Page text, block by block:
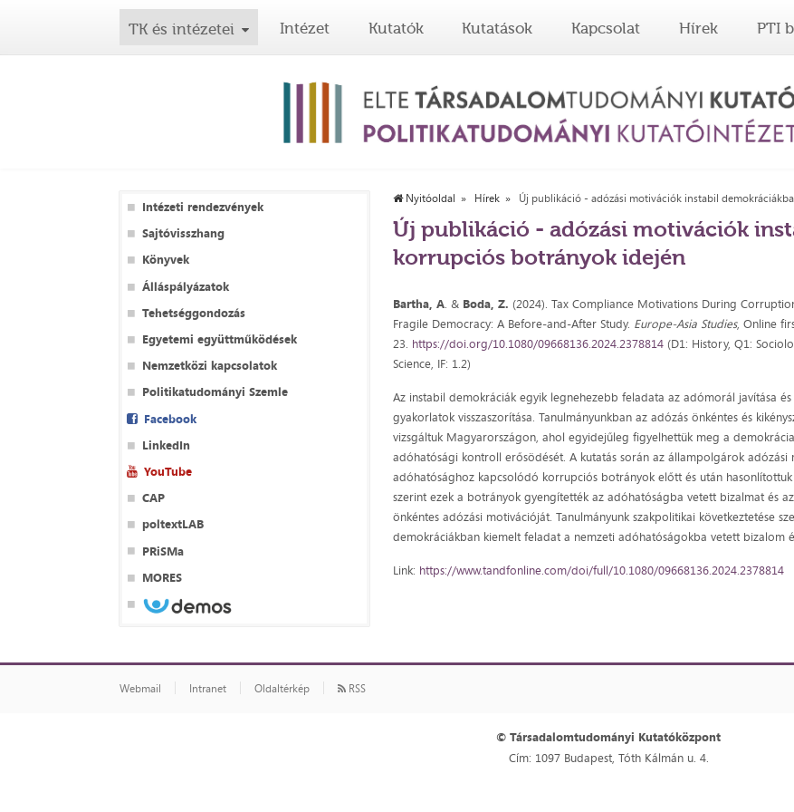
TK és intézetei Intézet Kutatók Kutatások Kapcsolat Hírek PTI
Intézeti rendezvények
Sajtóvisszhang
Könyvek
Álláspályázatok
Tehetséggondozás
Egyetemi együttműködések
Nemzetközi kapcsolatok
Politikatudományi Szemle
Facebook
LinkedIn
YouTube
CAP
poltextLAB
PRiSMa
MORES
Nyitóoldal Hírek Új publikáció - adózási motivációk instabil
Új publikáció - adózási motivációk
korrupciós botrányok idején
Bartha, A. & Boda, Z. (2024). Tax Compliance Motivations During
Fragile Democracy: A Before-and-After Study. Europe-Asia Studies, Online
23. https://doi.org/10.1080/09668136.2024.2378814 (D1: History, Q1:
Science, IF: 1.2)
Az instabil demokráciák egyik legnehezebb feladata az adómorál javítása
gyakorlatok visszaszorítása. Tanulmányunkban az adózás önkéntes és
vizsgáltuk Magyarországon, ahol egyidejűleg figyelhettük meg a
adóhatósági kontroll erősödését. A kutatás során az állampolgárok adózási
adóhatósághoz kapcsolódó korrupciós botrányok előtt és után hasonlítottuk
szerint ezek a botrányok gyengítették az adóhatóságba vetett bizalmat és
önkéntes adózási motivációját. Tanulmányunk szakpolitikai következtetése
demokráciákban kiemelt feladat a nemzeti adóhatóságokba vetett bizalom
Link: https://www.tandfonline.com/doi/full/10.1080/09668136.2024.2378814
Webmail Intranet Oldaltérkép RSS
© Társadalomtudományi Kutatóközpont
Cím: 1097 Budapest, Tóth Kálmán u. 4.